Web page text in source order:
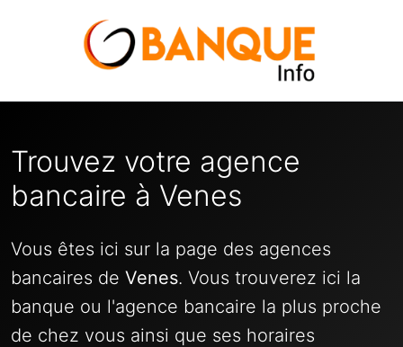
Trouvez votre agence
bancaire à Venes
Vous êtes ici sur la page des agences
bancaires de Venes. Vous trouverez ici la
banque ou l'agence bancaire la plus proche
de chez vous ainsi que ses horaires